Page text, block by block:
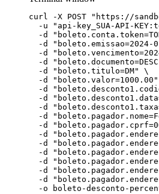
curl -X POST " https://
-u
" api-key_SUA-API-
-d
"
-d
" boleto.emissao=2024-
-d
"
-d
"
-d
" boleto.titulo=DM"
\
-d
" boleto.valor=1000.00 "
-d
"
-d
"
-d
"
-d
"
-d
"
-d
"
-d
"
-d
"
-d
"
-d
"
-d
"
-o
boleto-desconto-